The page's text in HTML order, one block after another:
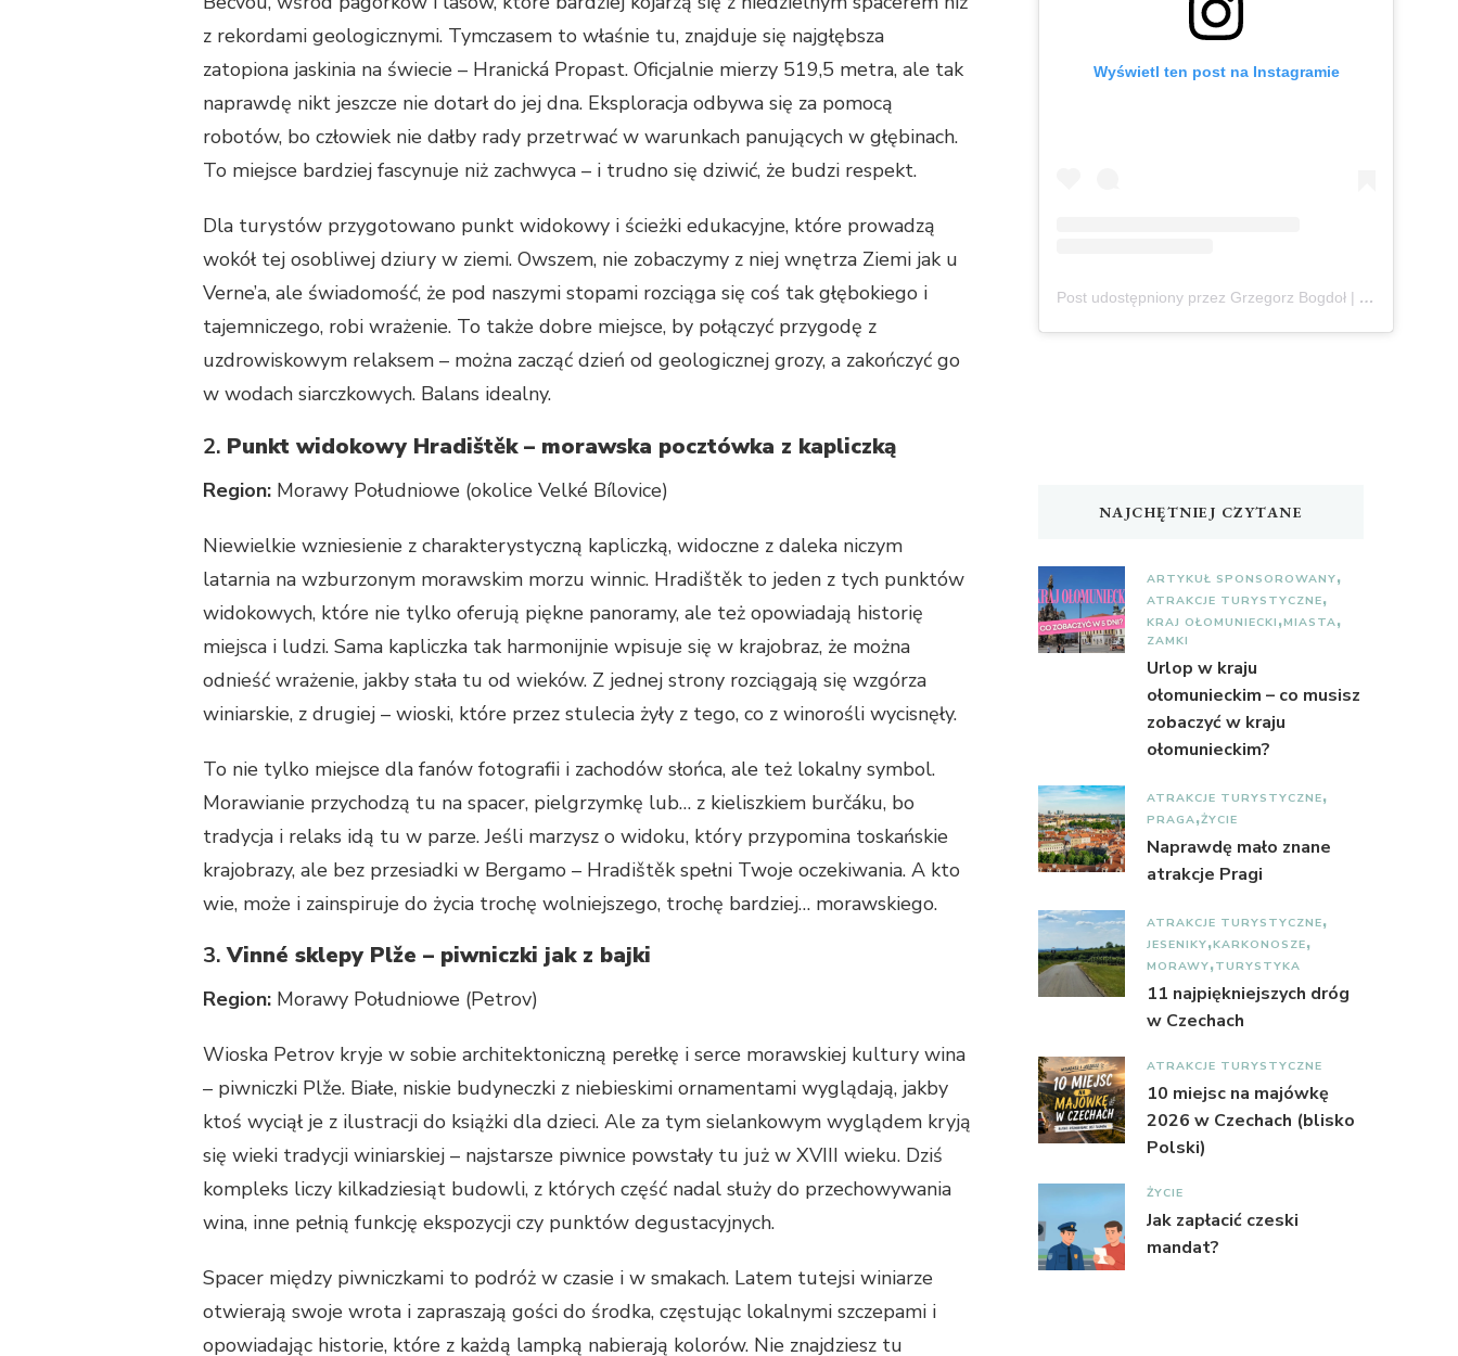
z rekordami geologicznymi. Tymczasem to właśnie tu, znajduje się najgłębsza
zatopiona jaskinia na świecie – Hranická Propast. Oficjalnie mierzy 519,5 metra, ale tak
naprawdę nikt jeszcze nie dotarł do jej dna. Eksploracja odbywa się za pomocą
robotów, bo człowiek nie dałby rady przetrwać w warunkach panujących w głębinach.
To miejsce bardziej fascynuje niż zachwyca – i trudno się dziwić, że budzi respekt.
Dla turystów przygotowano punkt widokowy i ścieżki edukacyjne, które prowadzą
wokół tej osobliwej dziury w ziemi. Owszem, nie zobaczymy z niej wnętrza Ziemi jak u
Verne’a, ale świadomość, że pod naszymi stopami rozciąga się coś tak głębokiego i
tajemniczego, robi wrażenie. To także dobre miejsce, by połączyć przygodę z
uzdrowiskowym relaksem – można zacząć dzień od geologicznej grozy, a zakończyć go
w wodach siarczkowych. Balans idealny.
2. Punkt widokowy Hradištěk – morawska pocztówka z kapliczką
Region: Morawy Południowe (okolice Velké Bílovice)
Niewielkie wzniesienie z charakterystyczną kapliczką, widoczne z daleka niczym
latarnia na wzburzonym morawskim morzu winnic. Hradištěk to jeden z tych punktów
widokowych, które nie tylko oferują piękne panoramy, ale też opowiadają historię
miejsca i ludzi. Sama kapliczka tak harmonijnie wpisuje się w krajobraz, że można
odnieść wrażenie, jakby stała tu od wieków. Z jednej strony rozciągają się wzgórza
winiarskie, z drugiej – wioski, które przez stulecia żyły z tego, co z winorośli wycisnęły.
To nie tylko miejsce dla fanów fotografii i zachodów słońca, ale też lokalny symbol.
Morawianie przychodzą tu na spacer, pielgrzymkę lub… z kieliszkiem burčáku, bo
tradycja i relaks idą tu w parze. Jeśli marzysz o widoku, który przypomina toskańskie
krajobrazy, ale bez przesiadki w Bergamo – Hradištěk spełni Twoje oczekiwania. A kto
wie, może i zainspiruje do życia trochę wolniejszego, trochę bardziej… morawskiego.
3.Vinné sklepy Plže – piwniczki jak z bajki
Region: Morawy Południowe (Petrov)
Wioska Petrov kryje w sobie architektoniczną perełkę i serce morawskiej kultury wina
– piwniczki Plže. Białe, niskie budyneczki z niebieskimi ornamentami wyglądają, jakby
ktoś wyciął je z ilustracji do książki dla dzieci. Ale za tym sielankowym wyglądem kryją
się wieki tradycji winiarskiej – najstarsze piwnice powstały tu już w XVIII wieku. Dziś
kompleks liczy kilkadziesiąt budowli, z których część nadal służy do przechowywania
wina, inne pełnią funkcję ekspozycji czy punktów degustacyjnych.
Spacer między piwniczkami to podróż w czasie i w smakach. Latem tutejsi winiarze
otwierają swoje wrota i zapraszają gości do środka, częstując lokalnymi szczepami i
opowiadając historie, które z każdą lampką nabierają kolorów. Nie znajdziesz tu
Wyświetl ten post na Instagramie
Post udostępniony przez Grzegorz Bogdoł | Polska & Czechy
NAJCHĘTNIEJ CZYTANE
ARTYKUŁ SPONSOROWANY
ATRAKCJE TURYSTYCZNE
KRAJ OŁOMUNIECKI MIASTA
ZAMKI
Urlop w kraju
ołomunieckim – co musisz
zobaczyć w kraju
ołomunieckim?
ATRAKCJE TURYSTYCZNE
PRAGA ŻYCIE
Naprawdę mało znane
atrakcje Pragi
ATRAKCJE TURYSTYCZNE
JESENIKY KARKONOSZE
MORAWY TURYSTYKA
11 najpiękniejszych dróg
w Czechach
ATRAKCJE TURYSTYCZNE
10 miejsc na majówkę
2026 w Czechach (blisko
Polski)
ŻYCIE
Jak zapłacić czeski
mandat?